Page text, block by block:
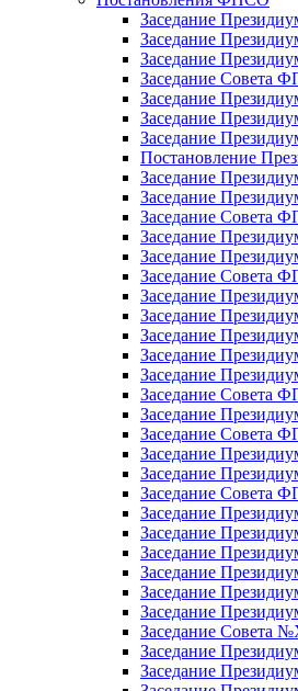
Заседание
Заседание
Заседание
Заседание Совета
Заседание
Заседание
Заседание
Постановление
Заседание
Заседание
Заседание Совета
Заседание
Заседание
Заседание Совета
Заседание
Заседание
Заседание
Заседание
Заседание
Заседание Совета
Заседание
Заседание Совета
Заседание
Заседание
Заседание Совета
Заседание
Заседание
Заседание
Заседание
Заседание
Заседание
Заседание Совета
Заседание
Заседание